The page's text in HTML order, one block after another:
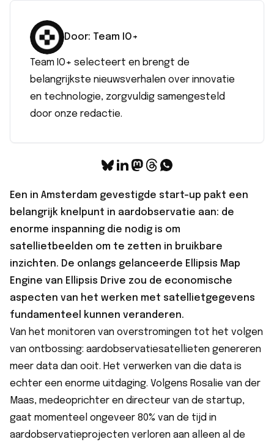
Door: Team IO+
Team IO+ selecteert en brengt de
belangrijkste nieuwsverhalen over innovatie
en technologie, zorgvuldig samengesteld
door onze redactie.
Een in Amsterdam gevestigde start-up pakt een
belangrijk knelpunt in aardobservatie aan: de
enorme inspanning die nodig is om
satellietbeelden om te zetten in bruikbare
inzichten. De onlangs gelanceerde Ellipsis Map
Engine van Ellipsis Drive zou de economische
aspecten van het werken met satellietgegevens
fundamenteel kunnen veranderen.
Van het monitoren van overstromingen tot het volgen
van ontbossing: aardobservatiesatellieten genereren
meer data dan ooit. Het verwerken van die data is
echter een enorme uitdaging. Volgens Rosalie van der
Maas, medeoprichter en directeur van de startup,
gaat momenteel ongeveer 80% van de tijd in
aardobservatieprojecten verloren aan alleen al de